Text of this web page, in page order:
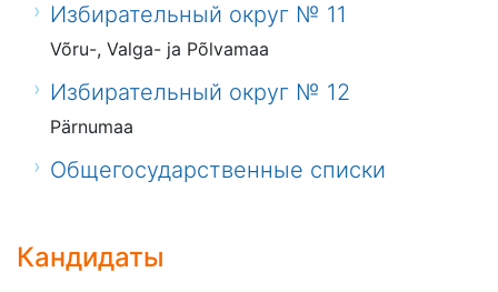
Избирательный округ № 11
Võru-, Valga- ja Põlvamaa
Избирательный округ № 12
Pärnumaa
Общегосударственные списки
Кандидаты